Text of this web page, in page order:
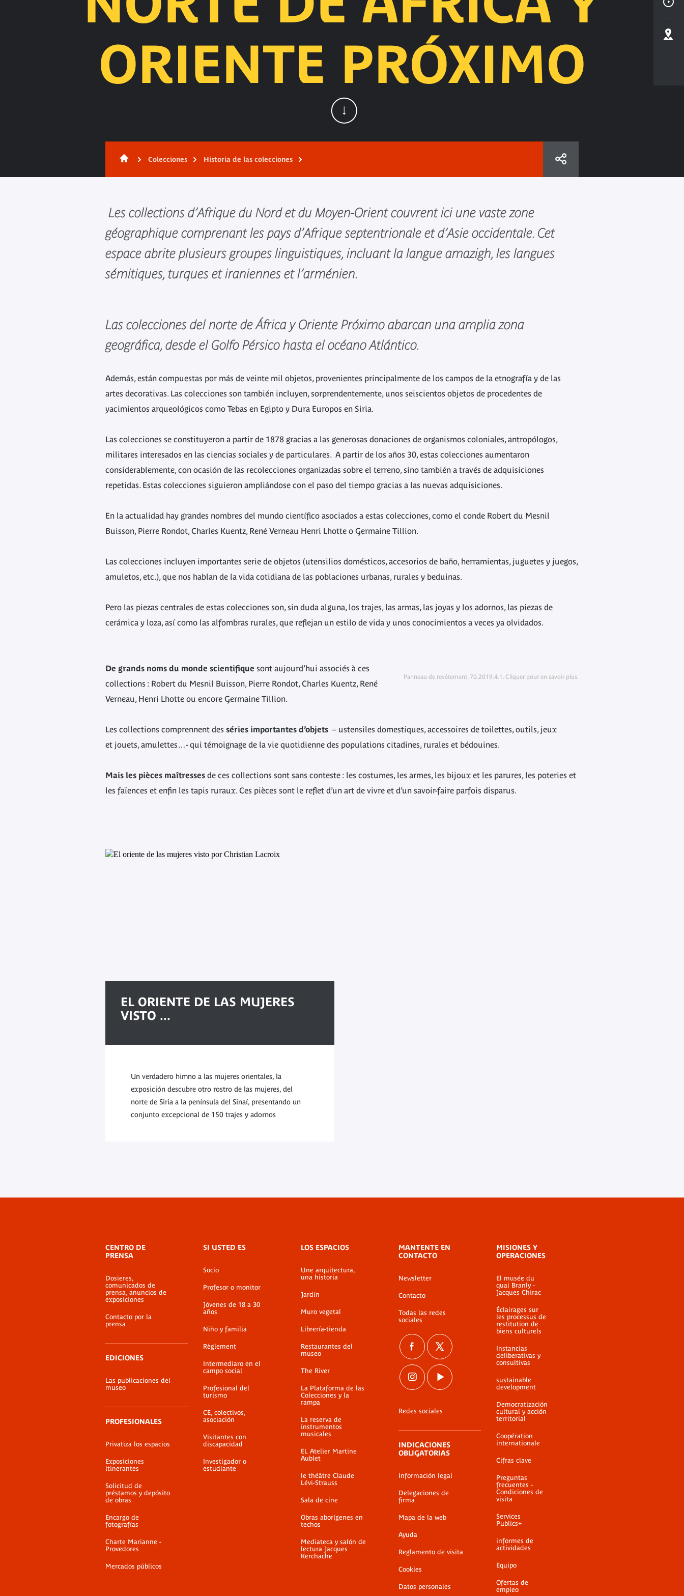
ORIENTE PRÓXIMO
Colecciones Historia de las colecciones
Les collections d’Afrique du Nord et du Moyen-Orient couvrent ici une vaste zone
géographique comprenant les pays d’Afrique septentrionale et d’Asie occidentale. Cet
espace abrite plusieurs groupes linguistiques, incluant la langue amazigh, les langues
sémitiques, turques et iraniennes et l’arménien.
Las colecciones del norte de África y Oriente Próximo abarcan una amplia zona
geográfica, desde el Golfo Pérsico hasta el océano Atlántico.
Además, están compuestas por más de veinte mil objetos, provenientes principalmente de los campos de la etnografía y de las
artes decorativas. Las colecciones son también incluyen, sorprendentemente, unos seiscientos objetos de procedentes de
yacimientos arqueológicos como Tebas en Egipto y Dura Europos en Siria.
Las colecciones se constituyeron a partir de 1878 gracias a las generosas donaciones de organismos coloniales, antropólogos,
militares interesados en las ciencias sociales y de particulares. A partir de los años 30, estas colecciones aumentaron
considerablemente, con ocasión de las recolecciones organizadas sobre el terreno, sino también a través de adquisiciones
repetidas. Estas colecciones siguieron ampliándose con el paso del tiempo gracias a las nuevas adquisiciones.
En la actualidad hay grandes nombres del mundo científico asociados a estas colecciones, como el conde Robert du Mesnil
Buisson, Pierre Rondot, Charles Kuentz, René Verneau Henri Lhotte o Germaine Tillion.
Las colecciones incluyen importantes serie de objetos (utensilios domésticos, accesorios de baño, herramientas, juguetes y juegos,
amuletos, etc.), que nos hablan de la vida cotidiana de las poblaciones urbanas, rurales y beduinas.
Pero las piezas centrales de estas colecciones son, sin duda alguna, los trajes, las armas, las joyas y los adornos, las piezas de
cerámica y loza, así como las alfombras rurales, que reflejan un estilo de vida y unos conocimientos a veces ya olvidados.
Panneau de revêtement. 70.2019.4.1. Cliquer pour en savoir plus.
De grands noms du monde scientifique sont aujourd’hui associés à ces
collections : Robert du Mesnil Buisson, Pierre Rondot, Charles Kuentz, René
Verneau, Henri Lhotte ou encore Germaine Tillion.
Les collections comprennent des séries importantes d’objets – ustensiles domestiques, accessoires de toilettes, outils, jeux
et jouets, amulettes…- qui témoignage de la vie quotidienne des populations citadines, rurales et bédouines.
Mais les pièces maîtresses de ces collections sont sans conteste : les costumes, les armes, les bijoux et les parures, les poteries et
les faïences et enfin les tapis ruraux. Ces pièces sont le reflet d’un art de vivre et d’un savoir-faire parfois disparus.
EL ORIENTE DE LAS MUJERES
VISTO ...
Un verdadero himno a las mujeres orientales, la
exposición descubre otro rostro de las mujeres, del
norte de Siria a la península del Sinaí, presentando un
conjunto excepcional de 150 trajes y adornos
de
pie
página
CENTRO DE
PRENSA
Dosieres,
comunicados de
prensa, anuncios de
exposiciones
Contacto por la
prensa
EDICIONES
Las publicaciones del
museo
PROFESIONALES
Privatiza los espacios
Exposiciones
itinerantes
Solicitud de
préstamos y depósito
de obras
Encargo de
fotografías
Charte Marianne -
Provedores
Mercados públicos
SI USTED ES
Socio
Profesor o monitor
Jóvenes de 18 a 30
años
Niño y familia
Règlement
Intermediaro en el
campo social
Profesional del
turismo
CE, colectivos,
asociación
Visitantes con
discapacidad
Investigador o
estudiante
LOS ESPACIOS
Une arquitectura,
una historia
Jardín
Muro vegetal
Librería-tienda
Restaurantes del
museo
The River
La Plataforma de las
Colecciones y la
rampa
La reserva de
instrumentos
musicales
EL Atelier Martine
Aublet
le théâtre Claude
Lévi-Strauss
Sala de cine
Obras aborígenes en
techos
Mediateca y salón de
lectura Jacques
Kerchache
MANTENTE EN
CONTACTO
Newsletter
Contacto
Todas las redes
sociales
Redes sociales
INDICACIONES
OBLIGATORIAS
Información legal
Delegaciones de
firma
Mapa de la web
Ayuda
Reglamento de visita
Cookies
Datos personales
MISIONES Y
OPERACIONES
El musée du
quai Branly -
Jacques Chirac
Éclairages sur
les processus de
restitution de
biens culturels
Instancias
deliberativas y
consultivas
sustainable
development
Democratización
cultural y acción
territorial
Coopération
internationale
Cifras clave
Preguntas
frecuentes -
Condiciones de
visita
Services
Publics+
informes de
actividades
Equipo
Ofertas de
empleo